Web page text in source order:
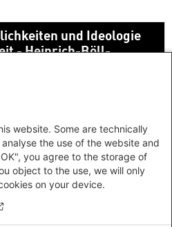
und Ideologie
- Heinrich-Böll-
website. Some are technically
the use of the website and
you agree to the storage of
object to the use, we will only
on your device.